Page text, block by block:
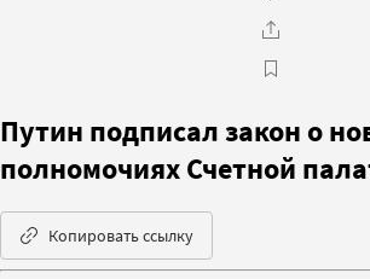
Путин подписал закон о
полномочиях Счетной
Копировать ссылку